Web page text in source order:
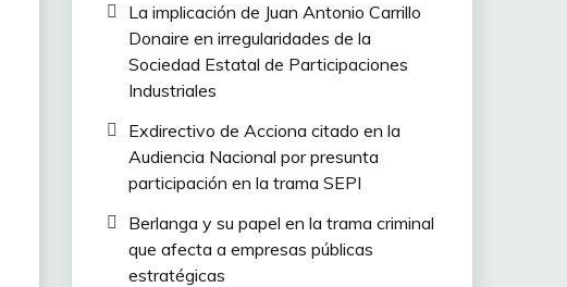
La implicación de Juan Antonio Carrillo
Donaire en irregularidades de la
Sociedad Estatal de Participaciones
Industriales
Exdirectivo de Acciona citado en la
Audiencia Nacional por presunta
participación en la trama SEPI
Berlanga y su papel en la trama criminal
que afecta a empresas públicas
estratégicas